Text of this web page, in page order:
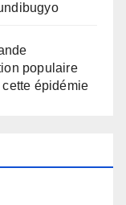
populaire
épidémie